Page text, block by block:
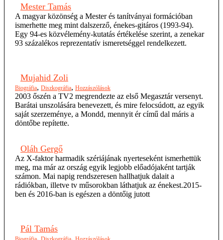
Mester Tamás
A magyar közönség a Mester és tanítványai formációban
ismerhette meg mint dalszerző, énekes-gitáros (1993-94).
Egy 94-es közvélemény-kutatás értékelése szerint, a zenekar
93 százalékos reprezentatív ismeretséggel rendelkezett.
Mujahid Zoli
Biográfia, Diszkográfia, Hozzászólások
2003 őszén a TV2 megrendezte az első Megasztár versenyt.
Barátai unszolására benevezett, és mire felocsúdott, az egyik
saját szerzeménye, a Mondd, mennyit ér című dal máris a
döntőbe repítette.
Oláh Gergő
Az X-faktor harmadik szériájának nyerteseként ismerhettük
meg, ma már az ország egyik legjobb előadójaként tartják
számon. Mai napig rendszeresen hallhatjuk dalait a
rádiókban, illetve tv műsorokban láthatjuk az énekest.2015-
ben és 2016-ban is egészen a döntőig jutott
Pál Tamás
, ,